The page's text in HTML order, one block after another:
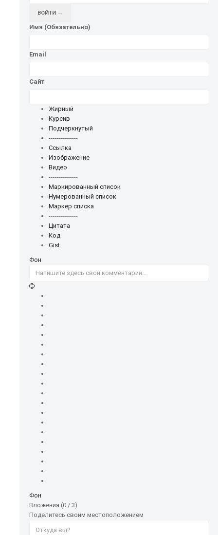
ВОЙТИ →
Имя (Обязательно)
Email
Сайт
Жирный
Курсив
Подчеркнутый
---------------
Ссылка
Изображение
Видео
---------------
Маркированный список
Нумерованный список
Маркер списка
---------------
Цитата
Код
Gist
Фон
Фон
Вложения (0 / 3)
Поделитесь своим местоположением